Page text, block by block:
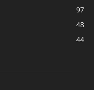
97
48
44